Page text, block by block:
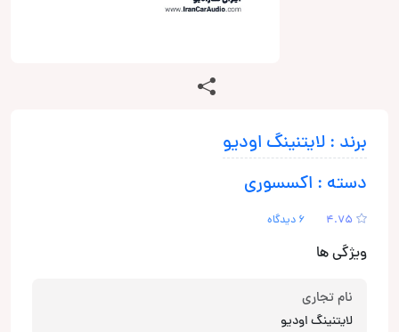
برند : لایتنینگ اودیو
دسته : اکسسوری
4.75 6 دیدگاه
ویژگی ها
نام تجاری
لایتنینگ اودیو